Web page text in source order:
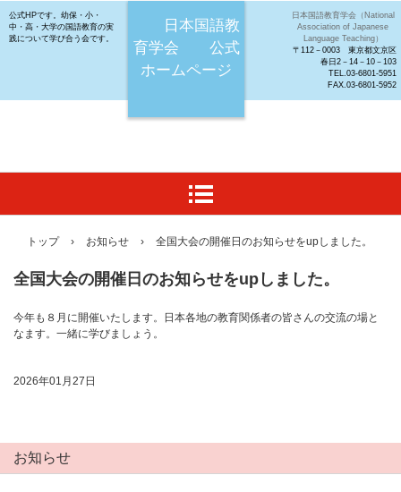
日本国語教
育学会 公式
ホームページ
公式HPです。幼保・小・
中・高・大学の国語教育の実
践について学び合う会です。
日本国語教育学会（National
Association of Japanese
Language Teaching）
〒112－0003 東京都文京区
春日2－14－10－103
TEL.03-6801-5951
FAX.03-6801-5952
トップ › お知らせ › 全国大会の開催日のお知らせをupしました。
全国大会の開催日のお知らせをupしました。
今年も８月に開催いたします。日本各地の教育関係者の皆さんの交流の場と
なます。一緒に学びましょう。
2026年01月27日
お知らせ